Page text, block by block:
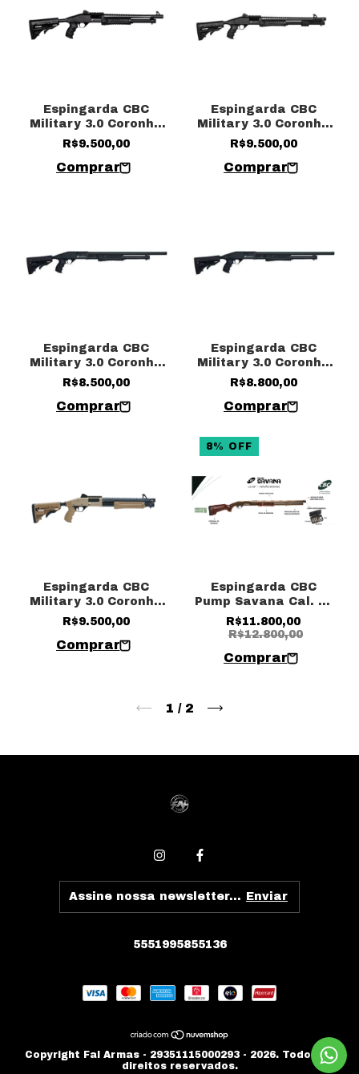
Espingarda CBC
Military 3.0 Coronha
Retrátil Cal. 12 / 16”
Com acessórios
R$9.500,00
Espingarda CBC
Military 3.0 Coronha
Retrátil Cal. 12 / 19”
Com acessórios
R$9.500,00
Espingarda CBC
Military 3.0 Coronha
Retrátil Cal. 12 / 16”
Sem acessórios
R$8.500,00
Espingarda CBC
Military 3.0 Coronha
Retrátil Cal. 12 / 24”
Sem acessórios
R$8.800,00
Espingarda CBC
Military 3.0 Coronha
Retrátil Cal. 12 / 14”
Com acessórios TAN
R$9.500,00
8% OFF
Espingarda CBC
Pump Savana Cal. 12
28" Ox Bronze com
coronha de madeira
R$11.800,00
R$12.800,00
1 / 2
5551995855136
Copyright Fal Armas - 29351115000293 - 2026. Todos os
direitos reservados.